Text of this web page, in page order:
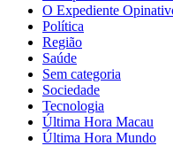
O Expediente
Política
Região
Saúde
Sem categoria
Sociedade
Tecnologia
Última Hora Macau
Última Hora Mundo